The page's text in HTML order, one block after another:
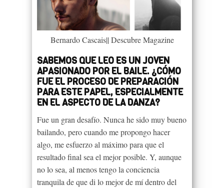
Bernardo Cascais|| Descubre Magazine
SABEMOS QUE LEO ES UN JOVEN
APASIONADO POR EL BAILE. ¿CÓMO
FUE EL PROCESO DE PREPARACIÓN
PARA ESTE PAPEL, ESPECIALMENTE
EN EL ASPECTO DE LA DANZA?
Fue un gran desafío. Nunca he sido muy bueno
bailando, pero cuando me propongo hacer
algo, me esfuerzo al máximo para que el
resultado final sea el mejor posible. Y, aunque
no lo sea, al menos tengo la conciencia
tranquila de que di lo mejor de mí dentro del